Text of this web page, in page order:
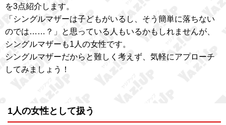
を3点紹介します。
「シングルマザーは子どもがいるし、そう簡単に落ちない
のでは……？」と思っている人もいるかもしれませんが、
シングルマザーも1人の女性です。
シングルマザーだからと難しく考えず、気軽にアプローチ
してみましょう！
1人の女性として扱う